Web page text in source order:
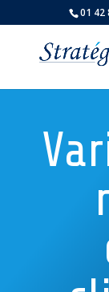
01 42